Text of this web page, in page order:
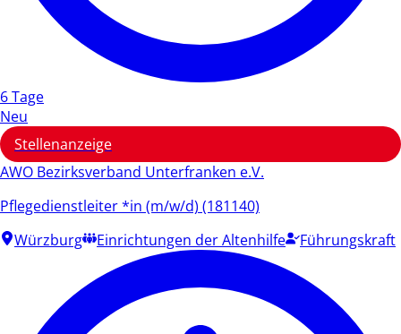
6 Tage
Neu
Stellenanzeige
AWO Bezirksverband Unterfranken e.V.
Pflegedienstleiter *in (m/w/d) (181140)
Würzburg
Einrichtungen der Altenhilfe Führungskraft